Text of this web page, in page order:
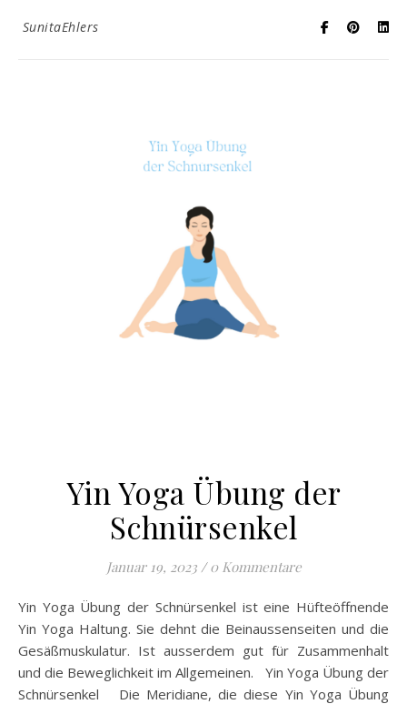
SunitaEhlers
Yin Yoga Übung der
Schnürsenkel
Januar 19, 2023 / 0 Kommentare
Yin Yoga Übung der Schnürsenkel ist eine Hüfteöffnende
Yin Yoga Haltung. Sie dehnt die Beinaussenseiten und die
Gesäßmuskulatur. Ist ausserdem gut für Zusammenhalt
und die Beweglichkeit im Allgemeinen. Yin Yoga Übung der
Schnürsenkel Die Meridiane, die diese Yin Yoga Übung